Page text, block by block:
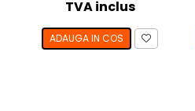
TVA inclus
ADAUGA IN COS